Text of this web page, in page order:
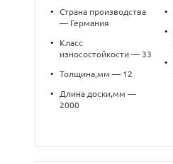
•
Страна производства
— Германия
•
Класс
износостойкости — 33
• Толщина,мм — 12
•
Длина доски,мм —
2000
•
•
•